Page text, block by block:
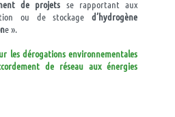
de projets se rapportant aux
ou de stockage d’hydrogène
e ».
les dérogations environnementales
de réseau aux énergies